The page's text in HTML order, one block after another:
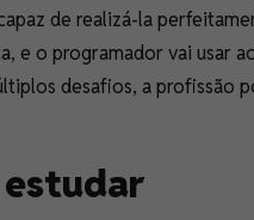
de realizá-la
e o programador vai usar
desafios, a profissão